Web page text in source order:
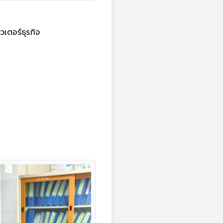
ตอร์ธุรกิจ